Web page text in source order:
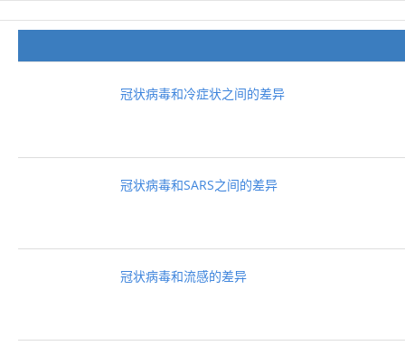
冠状病毒和冷症状之间的差异
冠状病毒和SARS之间的差异
冠状病毒和流感的差异